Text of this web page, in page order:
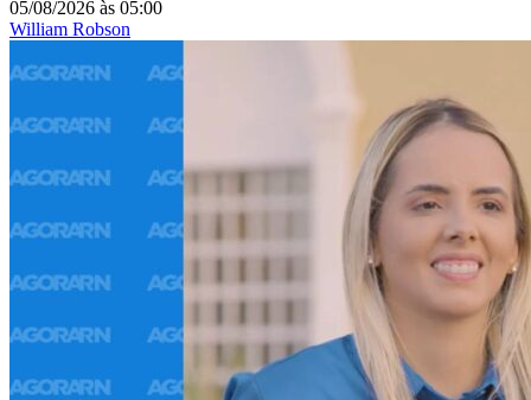
05/08/2026 às 05:00
William Robson